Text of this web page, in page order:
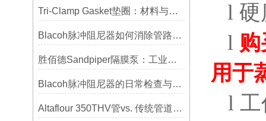
Tri-Clamp Gasket垫圈：材料与应用的全面指南
Blacoh脉冲阻尼器如何消除管路振动与噪音？
胜佰德Sandpiper隔膜泵：工业流体输送的可靠动力解决方案
Blacoh脉冲阻尼器的日常检查与预防性维护清单
Altaflour 350THV管vs. 传统管道：谁更耐用？
l 硬
l
用于
l 工